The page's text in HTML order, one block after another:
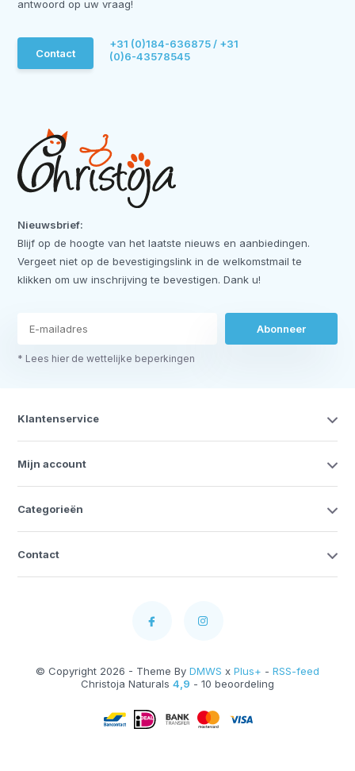
antwoord op uw vraag!
Contact
+31 (0)184-636875 / +31
(0)6-43578545
Nieuwsbrief:
Blijf op de hoogte van het laatste nieuws en aanbiedingen.
Vergeet niet op de bevestigingslink in de welkomstmail te
klikken om uw inschrijving te bevestigen. Dank u!
Abonneer
* Lees hier de wettelijke beperkingen
Klantenservice
Mijn account
Categorieën
Contact
© Copyright 2026 - Theme By DMWS x Plus+ - RSS-feed
Christoja Naturals 4,9 - 10 beoordeling